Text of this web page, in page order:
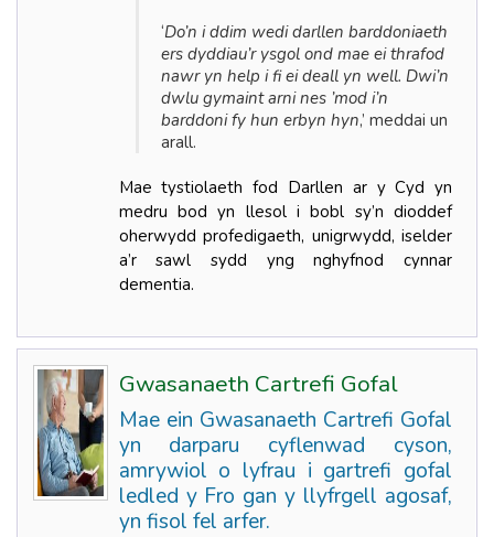
‘Do’n i ddim wedi darllen barddoniaeth
ers dyddiau’r ysgol ond mae ei thrafod
nawr yn help i fi ei deall yn well. Dwi’n
dwlu gymaint arni nes ’mod i’n
barddoni fy hun erbyn hyn,’ meddai un
arall.
Mae tystiolaeth fod Darllen ar y Cyd yn
medru bod yn llesol i bobl sy’n dioddef
oherwydd profedigaeth, unigrwydd, iselder
a’r sawl sydd yng nghyfnod cynnar
dementia.
Gwasanaeth Cartrefi Gofal
Mae ein Gwasanaeth Cartrefi Gofal
yn darparu cyflenwad cyson,
amrywiol o lyfrau i gartrefi gofal
ledled y Fro gan y llyfrgell agosaf,
yn fisol fel arfer.